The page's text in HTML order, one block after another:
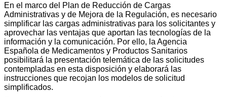
En el marco del Plan de Reducción de Cargas
Administrativas y de Mejora de la Regulación, es necesario
simplificar las cargas administrativas para los solicitantes y
aprovechar las ventajas que aportan las tecnologías de la
información y la comunicación. Por ello, la Agencia
Española de Medicamentos y Productos Sanitarios
posibilitará la presentación telemática de las solicitudes
contempladas en esta disposición y elaborará las
instrucciones que recojan los modelos de solicitud
simplificados.